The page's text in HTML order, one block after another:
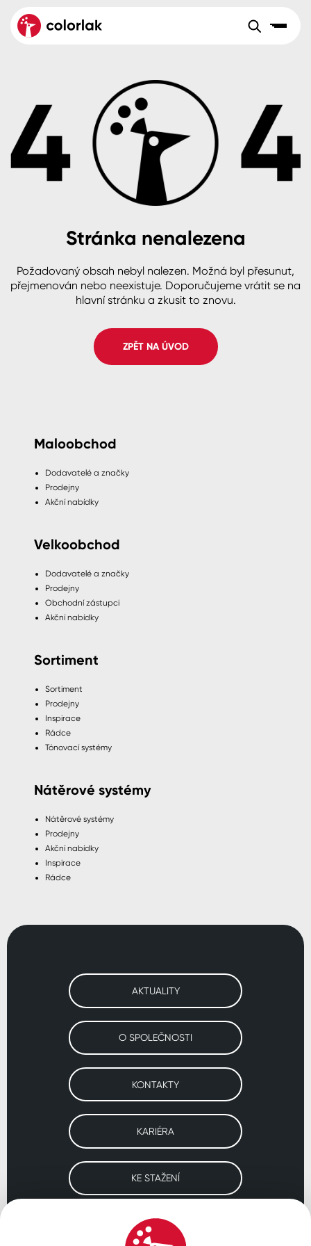
Velkoobchod Sortiment
Aktuality
Reference
O společnosti
B2B +420 800 145 555Po – Pá: 8:00–15:00
Česko
Slovensko Polsko Worldwide
Dřevo
Beton, asfalt, minerální podklady
Plast, sklo, keramika
Stěny
Fasády
Spreje
Colorlak Dekor
Colorlak Profi
Colorlak Pta
Stránka nenalezena
Požadovaný obsah nebyl nalezen. Možná byl přesunut,
přejmenován nebo neexistuje. Doporučujeme vrátit se na
hlavní stránku a zkusit to znovu.
ZPĚT NA ÚVOD
Maloobchod
Dodavatelé a značky
Prodejny
Akční nabídky
Velkoobchod
Dodavatelé a značky
Prodejny
Obchodní zástupci
Akční nabídky
Sortiment
Sortiment
Prodejny
Inspirace
Rádce
Tónovací systémy
Nátěrové systémy
Nátěrové systémy
Prodejny
Akční nabídky
Inspirace
Rádce
AKTUALITY
O SPOLEČNOSTI
KONTAKTY
KARIÉRA
KE STAŽENÍ
Navštivte naše pobočky